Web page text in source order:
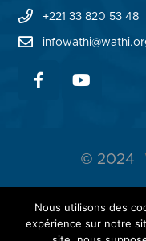
+221 33 820 53 48
© 2024
Nous utilisons des
expérience sur notre